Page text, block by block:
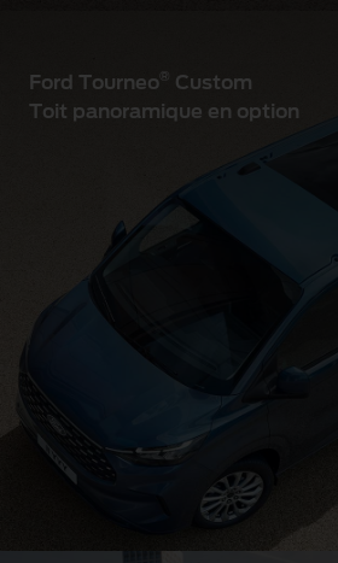
Ford Tourneo ®
Custom
Toit panoramique en option